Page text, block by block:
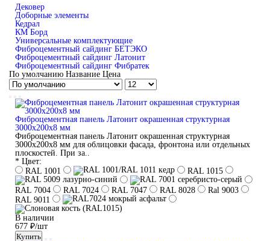
Дековер
Доборные элементы
Кедрал
КМ Борд
Универсальные комплектующие
Фиброцементный сайдинг БЕТЭКО
Фиброцементный сайдинг Латонит
Фиброцементный сайдинг Фибратек
По умолчанию Название Цена
Фиброцементная панель Латонит окрашенная структурная
3000x200x8 мм
Фиброцементная панель Латонит окрашенная структурная
3000x200x8 мм для облицовки фасада, фронтона или отдельных
плоскостей. При за..
* Цвет:
RAL 1001
RAL 1015
RAL 7004 RAL 7024 RAL 7047 RAL 8028
Ral 9003
RAL 9011
В наличии
677 ₽/шт
Купить